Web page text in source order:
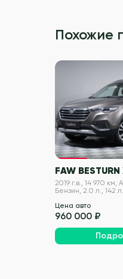
Похожие
FAW
2019 г.в., 14 970 км,
Бензин, 2.0 л., 142
Цена авто
960 000 ₽